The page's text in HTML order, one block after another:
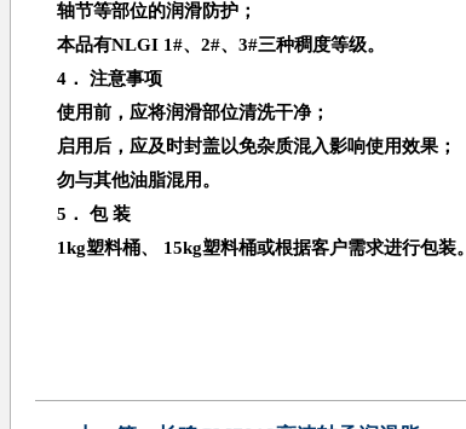
轴节等部位的润滑防护；
本品有NLGI 1#、 2#、 3#三种稠度等级。
4 ． 注意事项
使用前，应将润滑部位清洗干净；
启用后，应及时封盖以免杂质混入影响使用效果；
勿与其他油脂混用。
5 ． 包 装
1kg塑料桶、
15kg塑料桶或根据客户需求进行包装。